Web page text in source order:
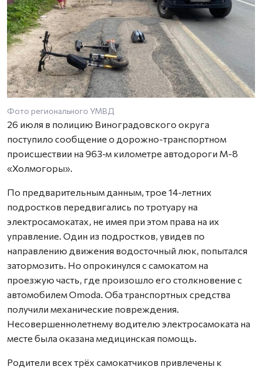
Фото регионального УМВД
26 июля в полицию Виноградовского округа
поступило сообщение о дорожно-транспортном
происшествии на 963‑м километре автодороги М-8
«Холмогоры».
По предварительным данным, трое 14‑летних
подростков передвигались по тротуару на
электросамокатах, не имея при этом права на их
управление. Один из подростков, увидев по
направлению движения водосточный люк, попытался
затормозить. Но опрокинулся с самокатом на
проезжую часть, где произошло его столкновение с
автомобилем Omoda. Оба транспортных средства
получили механические повреждения.
Несовершеннолетнему водителю электросамоката на
месте была оказана медицинская помощь.
Родители всех трёх самокатчиков привлечены к